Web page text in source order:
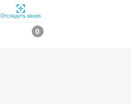
Отследить заказ
0